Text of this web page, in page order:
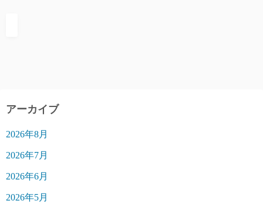
アーカイブ
2026年8月
2026年7月
2026年6月
2026年5月